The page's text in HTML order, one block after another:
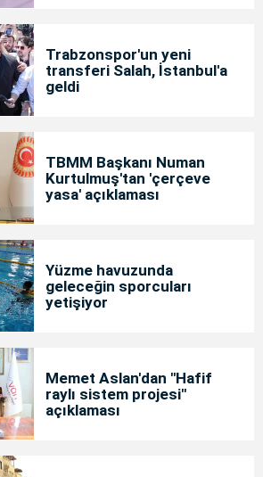
Trabzonspor'un yeni
transferi Salah, İstanbul'a
geldi
TBMM Başkanı Numan
Kurtulmuş'tan 'çerçeve
yasa' açıklaması
Yüzme havuzunda
geleceğin sporcuları
yetişiyor
Memet Aslan'dan "Hafif
raylı sistem projesi"
açıklaması